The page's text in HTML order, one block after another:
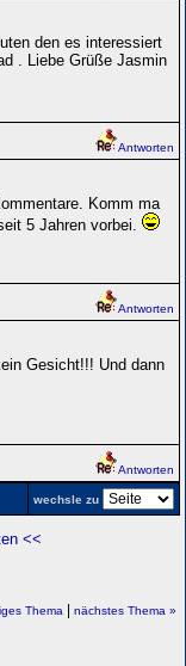
den es interessiert
. Liebe Grüße Jasmin
Antworten
Komm ma
5 Jahren vorbei.
Antworten
Gesicht!!! Und dann
Antworten
wechsle zu
<<
Thema nächstes Thema »